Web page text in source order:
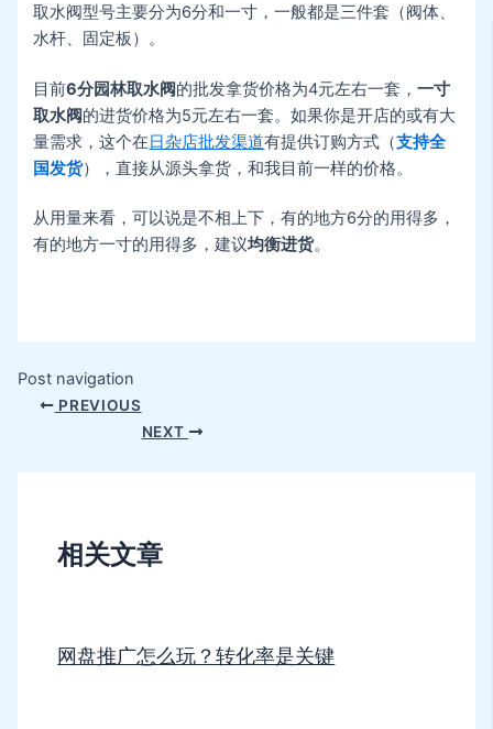
取水阀型号主要分为6分和一寸，一般都是三件套（阀体、
水杆、固定板）。
目前6分园林取水阀的批发拿货价格为4元左右一套，一寸
取水阀的进货价格为5元左右一套。如果你是开店的或有大
量需求，这个在日杂店批发渠道有提供订购方式（支持全
国发货），直接从源头拿货，和我目前一样的价格。
从用量来看，可以说是不相上下，有的地方6分的用得多，
有的地方一寸的用得多，建议均衡进货。
Post navigation
PREVIOUS
NEXT
相关文章
网盘推广怎么玩？转化率是关键